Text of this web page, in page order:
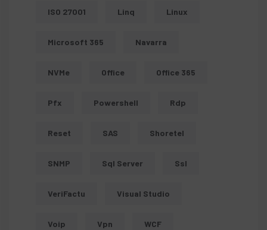
ISO 27001 Linq Linux
Microsoft 365 Navarra
NVMe Office Office 365
Pfx Powershell Rdp
Reset SAS Shoretel
SNMP Sql Server Ssl
VeriFactu Visual Studio
Voip Vpn WCF